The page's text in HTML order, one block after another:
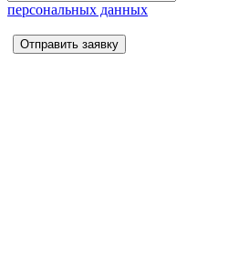
персональных данных
Отправить заявку